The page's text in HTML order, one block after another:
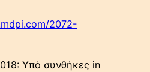
2072-
Yπό συνθήκες in